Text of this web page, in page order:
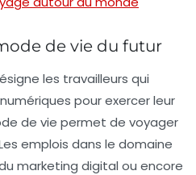
de vie du futur
les travailleurs qui
pour exercer leur
de vie permet de voyager
emplois dans le domaine
marketing digital ou encore